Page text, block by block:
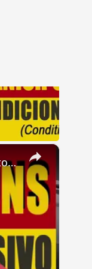
×
SPANISH CONJUGATIONS: Present Perfect Progressive (Presente Perfecto Progresivo)